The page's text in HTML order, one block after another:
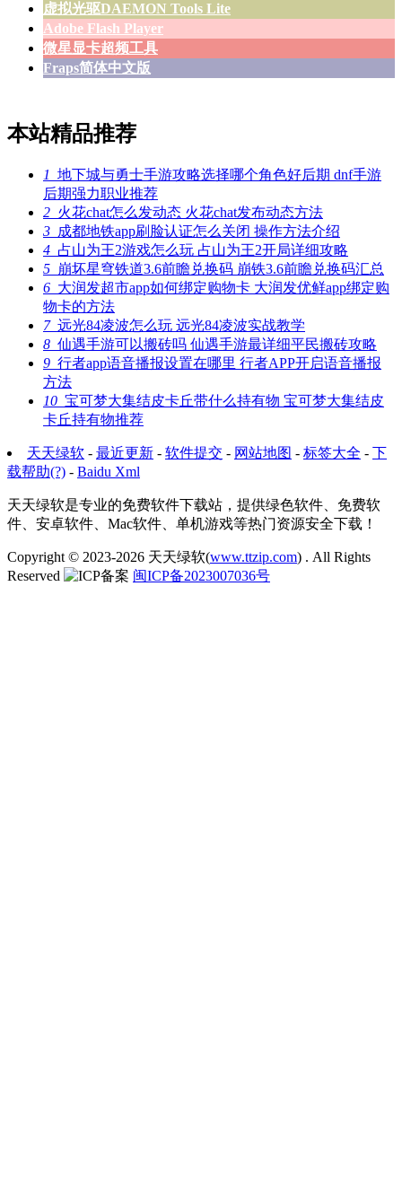
虚拟光驱DAEMON Tools Lite
Adobe Flash Player
微星显卡超频工具
Fraps简体中文版
本站精品推荐
1 地下城与勇士手游攻略选择哪个角色好后期 dnf手游
后期强力职业推荐
2 火花chat怎么发动态 火花chat发布动态方法
3 成都地铁app刷脸认证怎么关闭 操作方法介绍
4 占山为王2游戏怎么玩 占山为王2开局详细攻略
5 崩坏星穹铁道3.6前瞻兑换码 崩铁3.6前瞻兑换码汇总
6 大润发超市app如何绑定购物卡 大润发优鲜app绑定购
物卡的方法
7远光84凌波怎么玩 远光84凌波实战教学
8 仙遇手游可以搬砖吗 仙遇手游最详细平民搬砖攻略
9 行者app语音播报设置在哪里 行者APP开启语音播报
方法
10 宝可梦大集结皮卡丘带什么持有物 宝可梦大集结皮
卡丘持有物推荐
天天绿软 - 最近更新 - 软件提交 - 网站地图 - 标签大全 - 下
载帮助(?) - Baidu Xml
天天绿软是专业的免费软件下载站，提供绿色软件、免费软
件、安卓软件、Mac软件、单机游戏等热门资源安全下载！
Copyright © 2023-2026 天天绿软(www.ttzip.com) . All Rights
Reserved
闽ICP备2023007036号